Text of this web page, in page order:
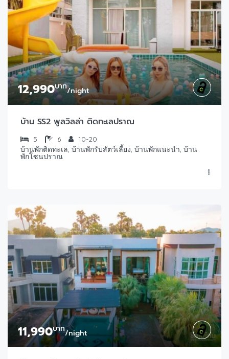
12,990บาท/night
บ้าน SS2 พูลวิลล่า ติดทะเลปราณ
5 6
10-20
บ้านพักติดทะเล, บ้านพักรับสัตว์เลี้ยง, บ้านพักแนะนำ, บ้าน
พักโซนปราณ
11,990บาท/night